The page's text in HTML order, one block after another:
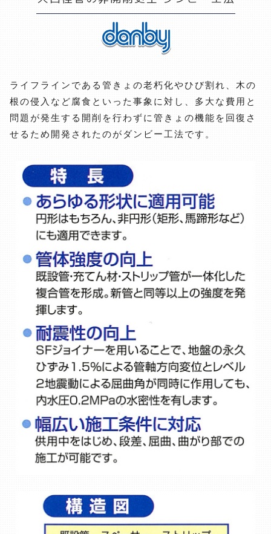
ライフラインである管きょの老朽化やひび割れ、木の
根の侵入など腐食といった事象に対し、多大な費用と
問題が発生する開削を行わずに管きょの機能を回復さ
せるため開発されたのがダンビー工法です。